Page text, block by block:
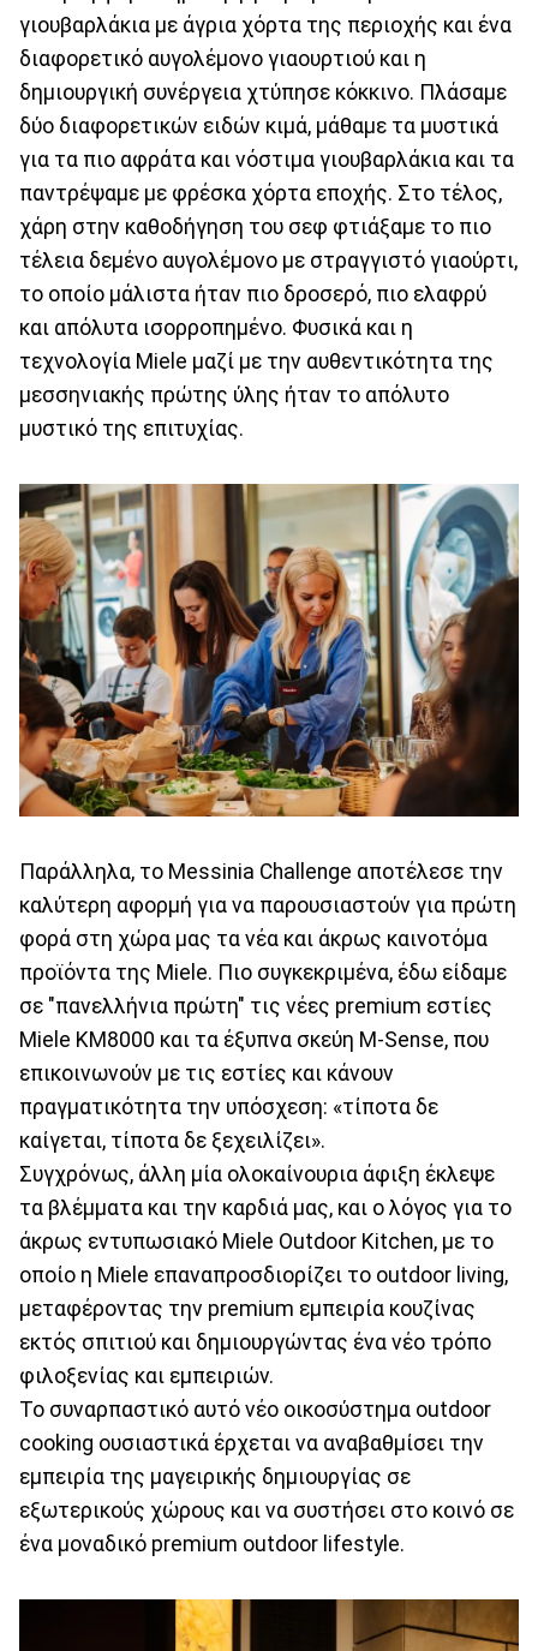
γιουβαρλάκια με άγρια χόρτα της περιοχής και ένα
διαφορετικό αυγολέμονο γιαουρτιού και η
δημιουργική συνέργεια χτύπησε κόκκινο. Πλάσαμε
δύο διαφορετικών ειδών κιμά, μάθαμε τα μυστικά
για τα πιο αφράτα και νόστιμα γιουβαρλάκια και τα
παντρέψαμε με φρέσκα χόρτα εποχής. Στο τέλος,
χάρη στην καθοδήγηση του σεφ φτιάξαμε το πιο
τέλεια δεμένο αυγολέμονο με στραγγιστό γιαούρτι,
το οποίο μάλιστα ήταν πιο δροσερό, πιο ελαφρύ
και απόλυτα ισορροπημένο. Φυσικά και η
τεχνολογία Miele μαζί με την αυθεντικότητα της
μεσσηνιακής πρώτης ύλης ήταν το απόλυτο
μυστικό της επιτυχίας.
Παράλληλα, το Messinia Challenge αποτέλεσε την
καλύτερη αφορμή για να παρουσιαστούν για πρώτη
φορά στη χώρα μας τα νέα και άκρως καινοτόμα
προϊόντα της Miele. Πιο συγκεκριμένα, έδω είδαμε
σε "πανελλήνια πρώτη" τις νέες premium εστίες
Miele KM8000 και τα έξυπνα σκεύη M-Sense, που
επικοινωνούν με τις εστίες και κάνουν
πραγματικότητα την υπόσχεση: «τίποτα δε
καίγεται, τίποτα δε ξεχειλίζει».
Συγχρόνως, άλλη μία ολοκαίνουρια άφιξη έκλεψε
τα βλέμματα και την καρδιά μας, και ο λόγος για το
άκρως εντυπωσιακό Miele Outdoor Kitchen, με το
οποίο η Miele επαναπροσδιορίζει το outdoor living,
μεταφέροντας την premium εμπειρία κουζίνας
εκτός σπιτιού και δημιουργώντας ένα νέο τρόπο
φιλοξενίας και εμπειριών.
Το συναρπαστικό αυτό νέο οικοσύστημα outdoor
cooking ουσιαστικά έρχεται να αναβαθμίσει την
εμπειρία της μαγειρικής δημιουργίας σε
εξωτερικούς χώρους και να συστήσει στο κοινό σε
ένα μοναδικό premium outdoor lifestyle.